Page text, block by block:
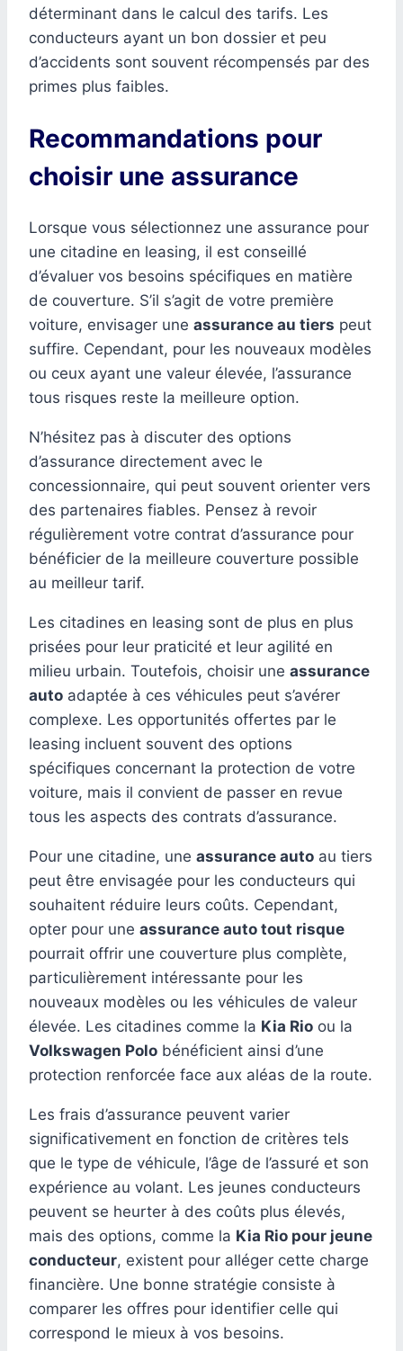
déterminant dans le calcul des tarifs. Les
conducteurs ayant un bon dossier et peu
d’accidents sont souvent récompensés par des
primes plus faibles.
Recommandations pour
choisir une assurance
Lorsque vous sélectionnez une assurance pour
une citadine en leasing, il est conseillé
d’évaluer vos besoins spécifiques en matière
de couverture. S’il s’agit de votre première
voiture, envisager une assurance au tiers peut
suffire. Cependant, pour les nouveaux modèles
ou ceux ayant une valeur élevée, l’assurance
tous risques reste la meilleure option.
N’hésitez pas à discuter des options
d’assurance directement avec le
concessionnaire, qui peut souvent orienter vers
des partenaires fiables. Pensez à revoir
régulièrement votre contrat d’assurance pour
bénéficier de la meilleure couverture possible
au meilleur tarif.
Les citadines en leasing sont de plus en plus
prisées pour leur praticité et leur agilité en
milieu urbain. Toutefois, choisir une assurance
auto adaptée à ces véhicules peut s’avérer
complexe. Les opportunités offertes par le
leasing incluent souvent des options
spécifiques concernant la protection de votre
voiture, mais il convient de passer en revue
tous les aspects des contrats d’assurance.
Pour une citadine, une assurance auto au tiers
peut être envisagée pour les conducteurs qui
souhaitent réduire leurs coûts. Cependant,
opter pour une assurance auto tout risque
pourrait offrir une couverture plus complète,
particulièrement intéressante pour les
nouveaux modèles ou les véhicules de valeur
élevée. Les citadines comme la Kia Rio ou la
Volkswagen Polo bénéficient ainsi d’une
protection renforcée face aux aléas de la route.
Les frais d’assurance peuvent varier
significativement en fonction de critères tels
que le type de véhicule, l’âge de l’assuré et son
expérience au volant. Les jeunes conducteurs
peuvent se heurter à des coûts plus élevés,
mais des options, comme la Kia Rio pour jeune
conducteur, existent pour alléger cette charge
financière. Une bonne stratégie consiste à
comparer les offres pour identifier celle qui
correspond le mieux à vos besoins.